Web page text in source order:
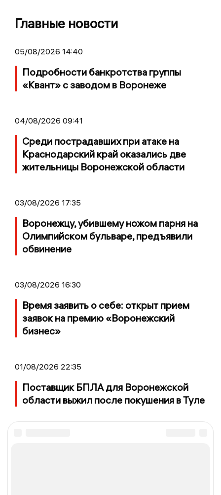
Главные новости
05/08/2026 14:40
Подробности банкротства группы
«Квант» с заводом в Воронеже
04/08/2026 09:41
Среди пострадавших при атаке на
Краснодарский край оказались две
жительницы Воронежской области
03/08/2026 17:35
Воронежцу, убившему ножом парня на
Олимпийском бульваре, предъявили
обвинение
03/08/2026 16:30
Время заявить о себе: открыт прием
заявок на премию «Воронежский
бизнес»
01/08/2026 22:35
Поставщик БПЛА для Воронежской
области выжил после покушения в Туле